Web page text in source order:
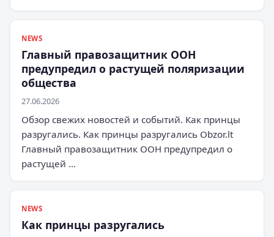
NEWS
Главный правозащитник ООН
предупредил о растущей поляризации
общества
27.06.2026
Обзор свежих новостей и событий. Как принцы
разругались. Как принцы разругались Obzor.lt
Главный правозащитник ООН предупредил о
растущей …
NEWS
Как принцы разругались